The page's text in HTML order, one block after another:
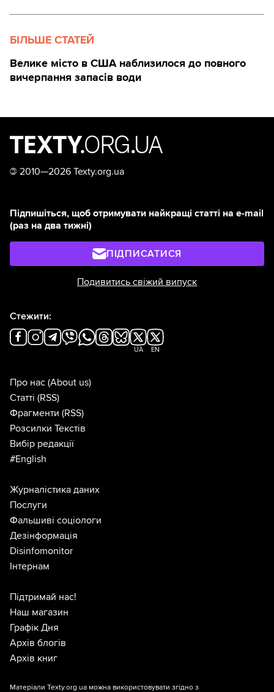
БІЛЬШЕ СТАТЕЙ
Велике місто в США наблизилося до повного
вичерпання запасів води
© 2010—2026 Texty.org.ua
Підпишіться, щоб отримувати найкращі статті на e-mail
(раз на два тижні)
ПІДПИСАТИСЯ
Подивитись свіжий випуск
Стежити:
UA EN
Про нас (About us)
Статті (RSS)
Фрагменти (RSS)
Розсилки Текстів
Вибір редакції
#English
Журналістика даних
Послуги
Фальшиві соціологи
Дезінформація
Disinfomonitor
Інтернам
Підтримай нас!
Наш магазин
Графік Дня
Архів блогів
Архів книг
Матеріали Texty.org.ua можна використовувати згідно з